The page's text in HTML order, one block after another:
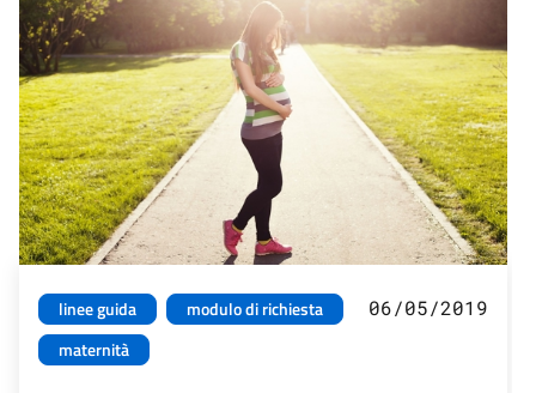
linee guida
modulo di richiesta
maternità
06/05/2019